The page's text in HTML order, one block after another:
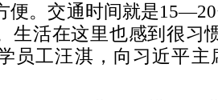
便。交通时间就是
生活在这里也感到很习
员工汪淇，向习近平